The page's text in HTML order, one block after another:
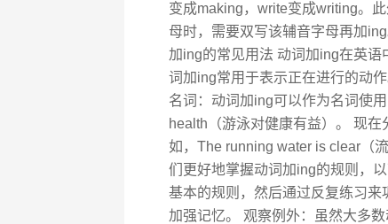
变成making，write变成writing。
母时，需要双写该辅音字母再加
加ing的常见用法 动词加ing在英
词加ing常用于表示正在进行的动
名词：动词加ing可以作为名词使
health（游泳对健康有益）。 现
如，The running water is clear（
们更好地掌握动词加ing的规则，
基本的规则，然后通过反复练习
加强记忆。 观察例外：虽然大多